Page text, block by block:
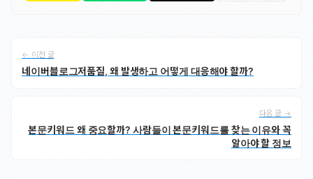
← 이전 글
네이버블로그저품질, 왜 발생하고 어떻게 대응해야 할까?
다음 글 →
본문키워드 왜 중요할까? 사람들이 본문키워드를 찾는 이유와 꼭
알아야 할 정보